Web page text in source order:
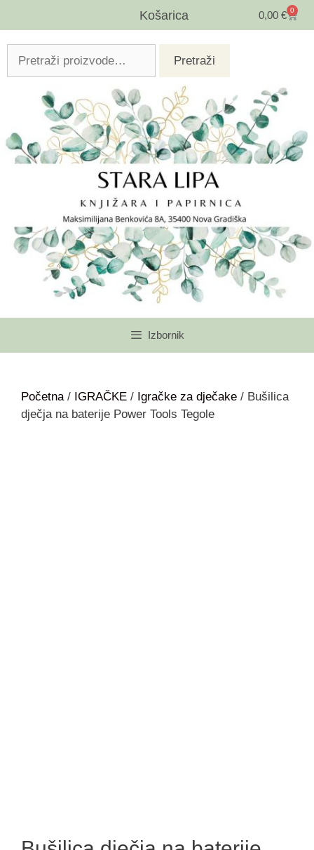
Košarica 0,00 € 0
Pretraži
Izbornik
Početna/ IGRAČKE / Igračke za dječake / Bušilica
dječja na baterije Power Tools Tegole